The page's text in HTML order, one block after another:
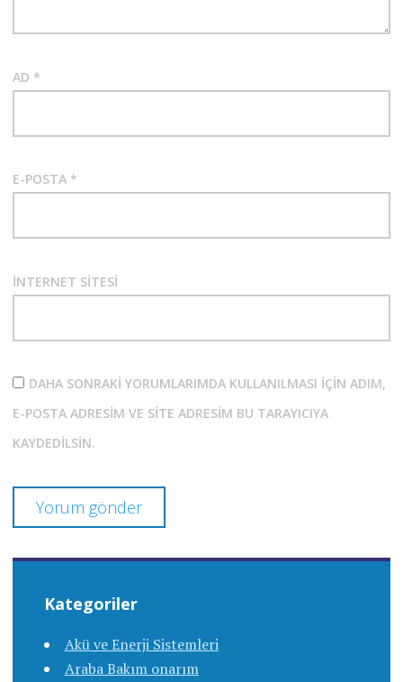
AD *
E-POSTA *
İNTERNET SITESI
DAHA SONRAKI YORUMLARIMDA KULLANILMASI IÇIN ADIM,
E-POSTA ADRESIM VE SITE ADRESIM BU TARAYICIYA
KAYDEDILSIN.
Kategoriler
Akü ve Enerji Sistemleri
Araba Bakım onarım